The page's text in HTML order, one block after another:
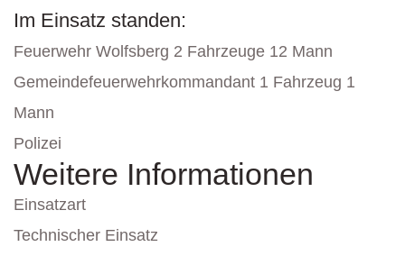
Im Einsatz standen:
Feuerwehr Wolfsberg 2 Fahrzeuge 12 Mann
Gemeindefeuerwehrkommandant 1 Fahrzeug 1
Mann
Polizei
Weitere Informationen
Einsatzart
Technischer Einsatz